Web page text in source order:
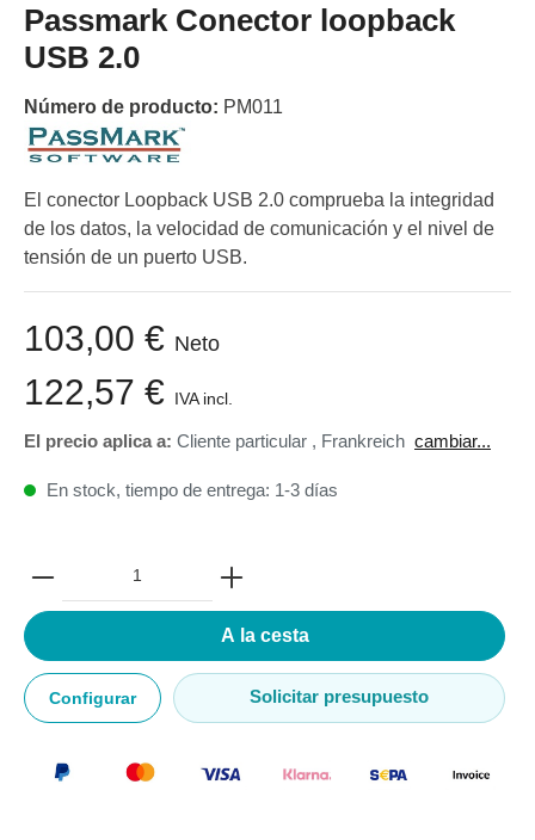
Passmark Conector loopback
USB 2.0
Número de producto: PM011
El conector Loopback USB 2.0 comprueba la integridad
de los datos, la velocidad de comunicación y el nivel de
tensión de un puerto USB.
103,00 € Neto
122,57 € IVA incl.
El precio aplica a: Cliente particular , Frankreich cambiar...
En stock, tiempo de entrega: 1-3 días
A la cesta
Configurar Solicitar presupuesto